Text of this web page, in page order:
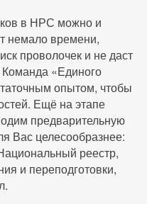
в НРС можно и
немало времени,
проволочек и не даст
Команда «Единого
опытом, чтобы
Ещё на этапе
предварительную
Вас целесообразнее:
реестр,
и переподготовки,